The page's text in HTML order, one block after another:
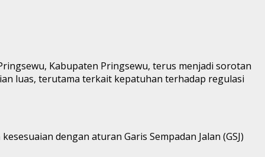
Kabupaten Pringsewu, terus menjadi sorotan
luas, terutama terkait kepatuhan terhadap regulasi
dengan aturan Garis Sempadan Jalan (GSJ)